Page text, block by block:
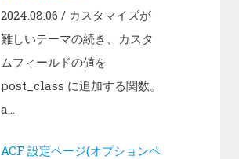
2024.08.06 / カスタマイズが
難しいテーマの続き、カスタ
ムフィールドの値を
post_class に追加する関数。
a...
ACF 設定ページ(オプションペ